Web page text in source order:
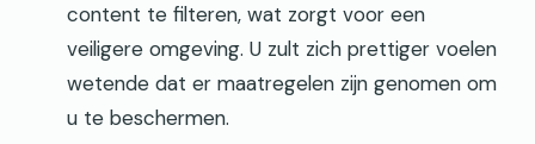
content te filteren, wat zorgt voor een
veiligere omgeving. U zult zich prettiger voelen
wetende dat er maatregelen zijn genomen om
u te beschermen.